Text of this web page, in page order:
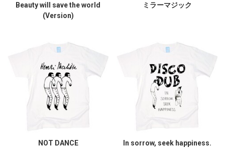
Beauty will save the world
(Version)
ミラーマジック
NOT DANCE In sorrow, seek happiness.